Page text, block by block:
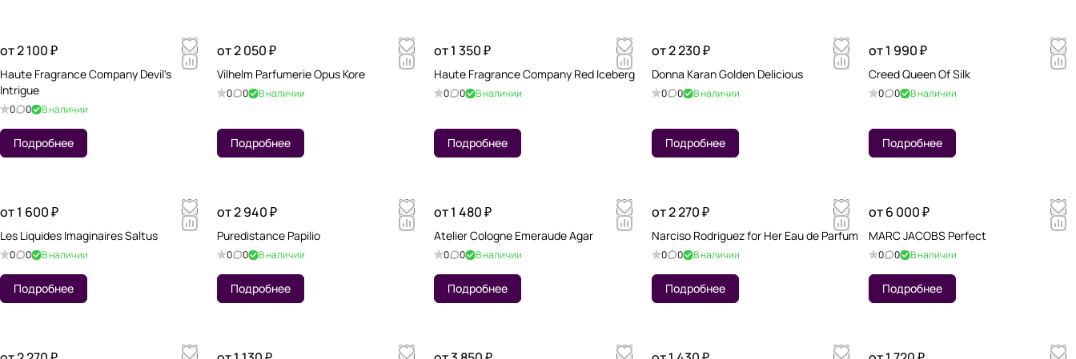
от 2 100 ₽
Haute Fragrance Company Devil's
Intrigue
0 0 В наличии
Подробнее
от 2 050 ₽
Vilhelm Parfumerie Opus Kore
0 0 В наличии
Подробнее
от 1 350 ₽
Haute Fragrance Company Red Iceberg
0 0 В наличии
Подробнее
от 2 230 ₽
Donna Karan Golden Delicious
0 0 В наличии
Подробнее
от 1 990 ₽
Creed Queen Of Silk
0 0 В наличии
Подробнее
от 1 600 ₽
Les Liquides Imaginaires Saltus
0 0 В наличии
Подробнее
от 2 940 ₽
Puredistance Papilio
0 0 В наличии
Подробнее
от 1 480 ₽
Atelier Cologne Emeraude Agar
0 0 В наличии
Подробнее
от 2 270 ₽
Narciso Rodriguez for Her Eau de Parfum
0 0 В наличии
Подробнее
от 6 000 ₽
MARC JACOBS Perfect
0 0 В наличии
Подробнее